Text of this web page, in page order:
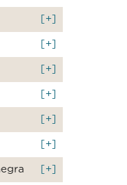
[+]
[+]
[+]
[+]
[+]
[+]
[+]